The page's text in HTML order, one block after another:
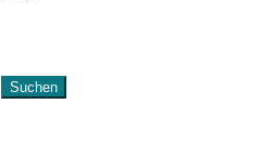
Suchen